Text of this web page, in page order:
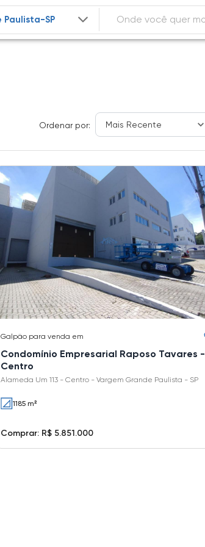
Ordenar por: Mais Recente
Galpão para venda em
Condomínio Empresarial Raposo Tavares -
Centro
Alameda Um 113 - Centro - Vargem Grande Paulista - SP
1185 m²
Comprar: R$ 5.851.000